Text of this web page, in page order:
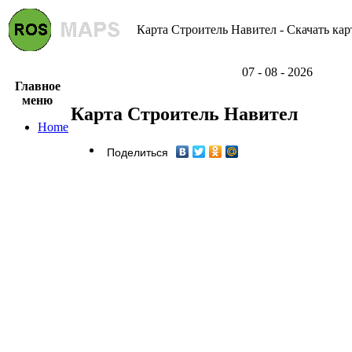
Карта Строитель Навител - Скачать
07 - 08 - 2026
Главное
меню
Home
Карта Строитель Навител
Поделиться